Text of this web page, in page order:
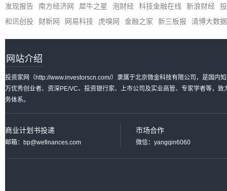
发现报告 南方经济网 犀牛之星 泡财经 科技金融在线 新浪财经
和讯创投
财新网 网易科技 虎嗅网 金融之家 新三板报 清博大数据
网站介绍
投资家网（http://www.investorscn.com/）隶属于北京微金科技有限公司，是国内
万优秀创业者、资深PE/VC、投资银行家、上市公司及实业高管、专家学者等，
务体系。
商业计划书投递
邮箱：bp@wefinances.com
市场合作
微信：yangqin6060